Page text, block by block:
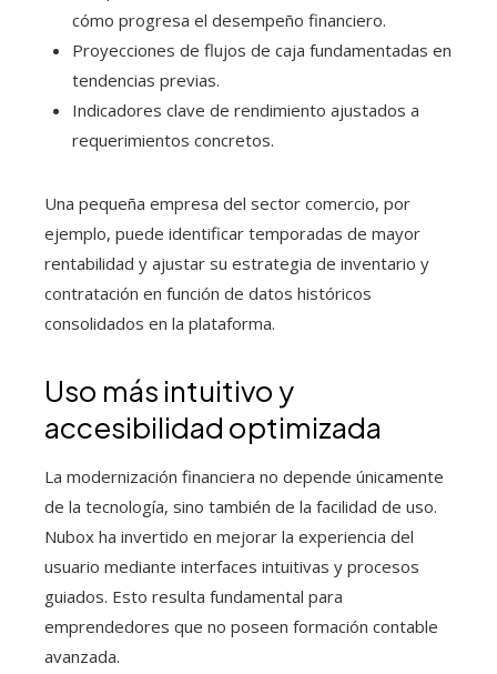
cómo progresa el desempeño financiero.
Proyecciones de flujos de caja fundamentadas en
tendencias previas.
Indicadores clave de rendimiento ajustados a
requerimientos concretos.
Una pequeña empresa del sector comercio, por
ejemplo, puede identificar temporadas de mayor
rentabilidad y ajustar su estrategia de inventario y
contratación en función de datos históricos
consolidados en la plataforma.
Uso más intuitivo y
accesibilidad optimizada
La modernización financiera no depende únicamente
de la tecnología, sino también de la facilidad de uso.
Nubox ha invertido en mejorar la experiencia del
usuario mediante interfaces intuitivas y procesos
guiados. Esto resulta fundamental para
emprendedores que no poseen formación contable
avanzada.